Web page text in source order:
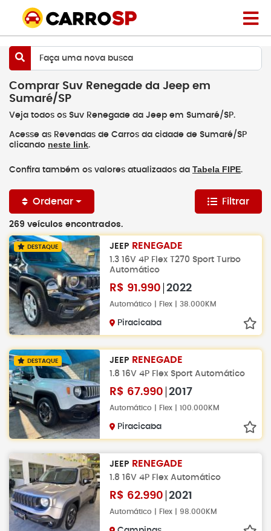
Faça uma nova busca
Comprar Suv Renegade da Jeep em
Sumaré/SP
Veja todos os Suv Renegade da Jeep em Sumaré/SP.
Acesse as Revendas de Carros da cidade de Sumaré/SP
clicando neste link.
Confira também os valores atualizados da Tabela FIPE.
Ordenar Filtrar
269 veículos encontrados.
DESTAQUE JEEP RENEGADE
1.3 16V 4P Flex T270 Sport Turbo
Automático
R$ 91.990 2022
Automático | Flex | 38.000KM
Piracicaba
DESTAQUE JEEP RENEGADE
1.8 16V 4P Flex Sport Automático
R$ 67.990 2017
Automático | Flex | 100.000KM
Piracicaba
JEEP RENEGADE
1.8 16V 4P Flex Automático
R$ 62.990 2021
Automático | Flex | 98.000KM